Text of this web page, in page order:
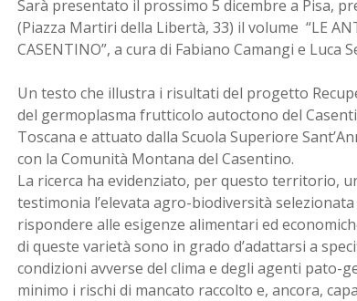
Sarà presentato il prossimo 5 dicembre a Pisa,
(Piazza Martiri della Libertà, 33) il volume “LE
CASENTINO”, a cura di Fabiano Camangi e Luca
Un testo che illustra i risultati del progetto
del germoplasma frutticolo autoctono del
Toscana e attuato dalla Scuola Superiore
con la Comunità Montana del Casentino.
La ricerca ha evidenziato, per questo territorio,
testimonia l’elevata agro-biodiversità
rispondere alle esigenze alimentari ed
di queste varietà sono in grado d’adattarsi a
condizioni avverse del clima e degli agenti pato-
minimo i rischi di mancato raccolto e, ancora,